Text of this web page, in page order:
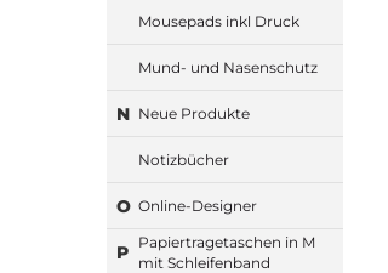
Mousepads inkl Druck
Mund- und Nasenschutz
N Neue Produkte
Notizbücher
O Online-Designer
P Papiertragetaschen in M
mit Schleifenband